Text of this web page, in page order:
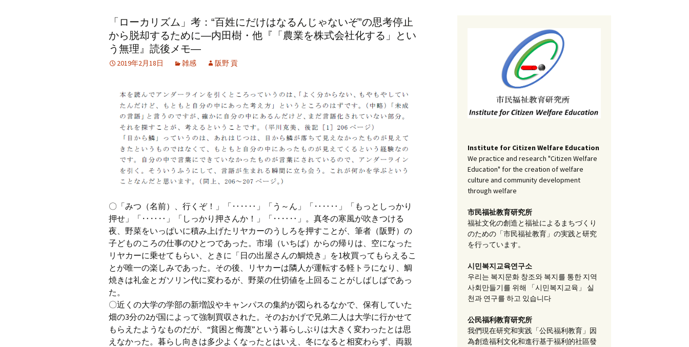
アーカイブ（３）
記事（101）～
記事（201）～
アーカイブ（４）
記事（151）～
アーカイブ（５）
記事（201）～
記事（51）～
アーカイブ（３）
記事（101）～
アーカイブ（５）
記事（201）～
論文
アーカイブ（３）
老爺心お節介情報
アーカイブ（５）
四国遍路紀行文
ブックレット
アーカイブ（５）
研究業績
学位論文
アーカイブ（５）
その他
2019/07/17～12/31
アーカイブ（５）
アーカイブ（３）
調査報告
アーカイブ（４）
実践報告
アーカイブ（５）
コラム
「ローカリズム」考：“百姓にだけはなるんじゃないぞ”の思考停止
から脱却するために―内田樹・他『「農業を株式会社化する」とい
う無理』読後メモ―
2019年2月18日 雑感 阪野 貢
〇「みつ（名前）、行くぞ！」「‥‥‥」「う～ん」「‥‥‥」「もっとしっかり
押せ」「‥‥‥」「しっかり押さんか！」「‥‥‥」。真冬の寒風が吹きつける
夜、野菜をいっぱいに積み上げたリヤカーのうしろを押すことが、筆者（阪野）の
子どものころの仕事のひとつであった。市場（いちば）からの帰りは、空になった
リヤカーに乗せてもらい、ときに「日の出屋さんの鯛焼き」を1枚買ってもらえるこ
とが唯一の楽しみであった。その後、リヤカーは隣人が運転する軽トラになり、鯛
焼きは礼金とガソリン代に変わるが、野菜の仕切値を上回ることがしばしばであっ
た。
〇近くの大学の学部の新増設やキャンパスの集約が図られるなかで、保有していた
畑の3分の2が国によって強制買収された。そのおかげで兄弟二人は大学に行かせて
もらえたようなものだが、“貧困と侮蔑”という暮らしぶりは大きく変わったとは思
えなかった。暮らし向きは多少よくなったとはいえ、冬になると相変わらず、両親
Institute for Citizen Welfare Education
We practice and research "Citizen Welfare
Education" for the creation of welfare
culture and community development
through welfare
市民福祉教育研究所
福祉文化の創造と福祉によるまちづくり
のための「市民福祉教育」の実践と研究
を行っています。
시민복지교육연구소
우리는 복지문화 창조와 복지를 통한 지역
사회만들기를 위해 「시민복지교육」 실
천과 연구를 하고 있습니다
公民福利教育研究所
我們現在研究和実践「公民福利教育」因
為創造福利文化和進行基于福利的社區發